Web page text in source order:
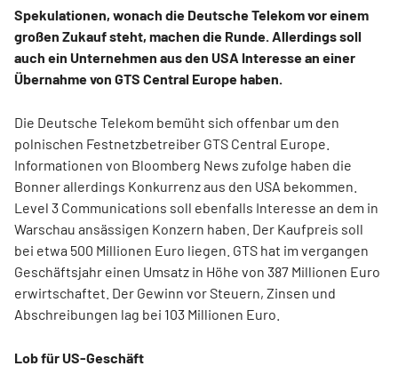
Spekulationen, wonach die Deutsche Telekom vor einem
großen Zukauf steht, machen die Runde. Allerdings soll
auch ein Unternehmen aus den USA Interesse an einer
Übernahme von GTS Central Europe haben.
Die Deutsche Telekom bemüht sich offenbar um den
polnischen Festnetzbetreiber GTS Central Europe.
Informationen von Bloomberg News zufolge haben die
Bonner allerdings Konkurrenz aus den USA bekommen.
Level 3 Communications soll ebenfalls Interesse an dem in
Warschau ansässigen Konzern haben. Der Kaufpreis soll
bei etwa 500 Millionen Euro liegen. GTS hat im vergangen
Geschäftsjahr einen Umsatz in Höhe von 387 Millionen Euro
erwirtschaftet. Der Gewinn vor Steuern, Zinsen und
Abschreibungen lag bei 103 Millionen Euro.
Lob für US-Geschäft